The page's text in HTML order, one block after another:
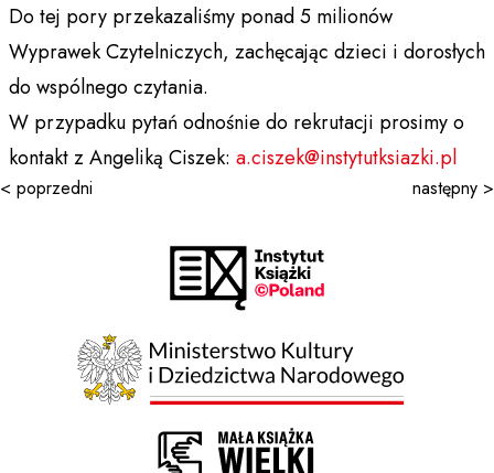
Do tej pory przekazaliśmy ponad 5 milionów
Wyprawek Czytelniczych, zachęcając dzieci i dorosłych
do wspólnego czytania.
W przypadku pytań odnośnie do rekrutacji prosimy o
kontakt z Angeliką Ciszek: a.ciszek@instytutksiazki.pl
< poprzedni następny >